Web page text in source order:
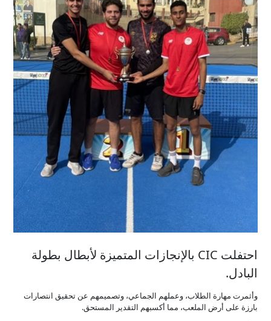
احتفلت CIC بالإنجازات المتميزة لأبطال بطولة
البادل.
وأثمرت مهارة الطلاب، وعملهم الجماعي، وتصميمهم عن تحقيق انتصارات
بارزة على أرض الملعب، مما أكسبهم التقدير المستحق.